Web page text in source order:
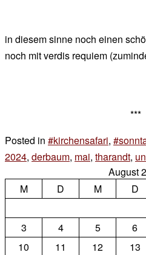
in diesem sinne noch einen
noch mit verdis requiem
***
Posted in #kirchensafari,
2024, derbaum, mai, tharandt,
August
M
D M D
3
4 5 6
10
11 12 13